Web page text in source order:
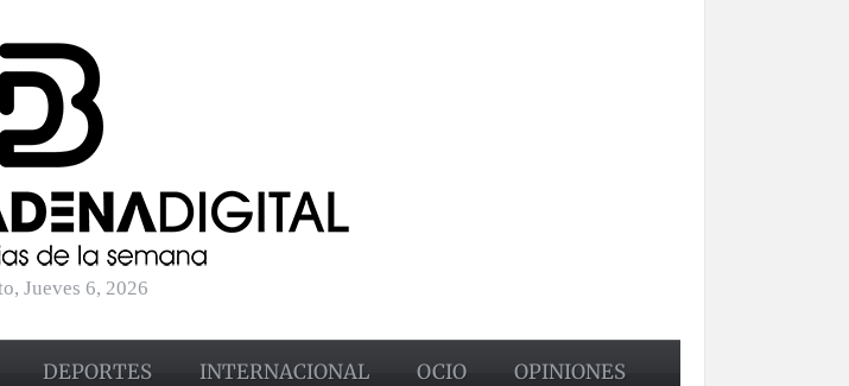
Jueves 6, 2026
DEPORTES INTERNACIONAL OCIO OPINIONES